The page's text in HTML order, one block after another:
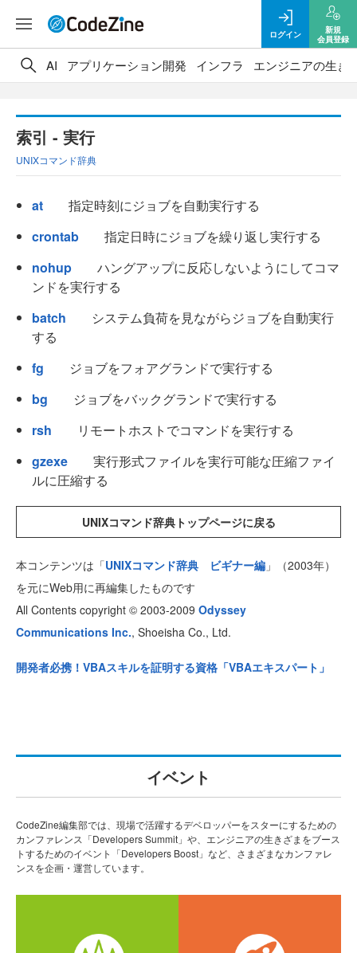
ログイン
新規
会員登録
AI アプリケーション開発 インフラ エンジニアの生き
索引 - 実行
UNIXコマンド辞典
at
指定時刻にジョブを自動実行する
crontab
指定日時にジョブを繰り返し実行する
nohup
ハングアップに反応しないようにしてコマ
ンドを実行する
batch
システム負荷を見ながらジョブを自動実行
する
fg
ジョブをフォアグランドで実行する
bg
ジョブをバックグランドで実行する
rsh
リモートホストでコマンドを実行する
gzexe
実行形式ファイルを実行可能な圧縮ファイ
ルに圧縮する
UNIXコマンド辞典トップページに戻る
本コンテンツは「UNIXコマンド辞典 ビギナー編 」（2003年）
を元にWeb用に再編集したものです
All Contents copyright © 2003-2009 Odyssey
Communications Inc., Shoeisha Co., Ltd.
開発者必携！VBAスキルを証明する資格「VBAエキスパート」
イベント
CodeZine編集部では、現場で活躍するデベロッパーをスターにするための
カンファレンス「Developers Summit」や、エンジニアの生きざまをブース
トするためのイベント「Developers Boost」など、さまざまなカンファレ
ンスを企画・運営しています。